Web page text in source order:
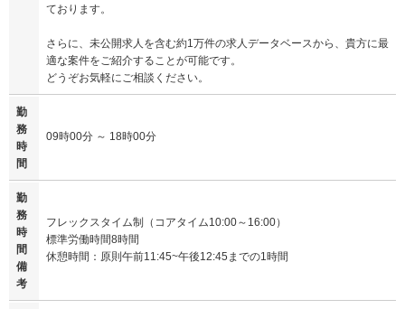
ております。
さらに、未公開求人を含む約1万件の求人データベースから、貴方に最
適な案件をご紹介することが可能です。
どうぞお気軽にご相談ください。
勤
務
時
間
09時00分 ～ 18時00分
勤
務
時
間
備
考
フレックスタイム制（コアタイム10:00～16:00）
標準労働時間8時間
休憩時間：原則午前11:45~午後12:45までの1時間